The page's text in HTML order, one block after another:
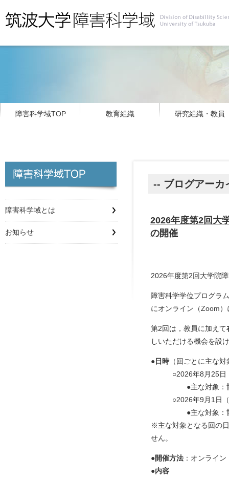
障害科学域TOP 教育組織 研究組織・教員
-- ブログアーカ
2026年度第2回大
の開催
2026年度第2回大学院
障害科学学位プログラ
にオンライン（Zoom
第2回は，教員に加えて
しいただける機会を設
●日時 （回ごとに主な
○2026年8月25日（
●主な対象：
○2026年9月1日（
●主な対象：
※主な対象となる回の
せん。
●開催方法 ：オンライ
●内容
障害科学域とは
お知らせ